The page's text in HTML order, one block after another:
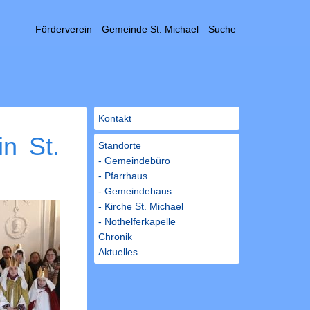
Förderverein Gemeinde St. Michael Suche
St.
Kontakt
Standorte
- Gemeindebüro
- Pfarrhaus
- Gemeindehaus
- Kirche St. Michael
- Nothelferkapelle
Chronik
Aktuelles